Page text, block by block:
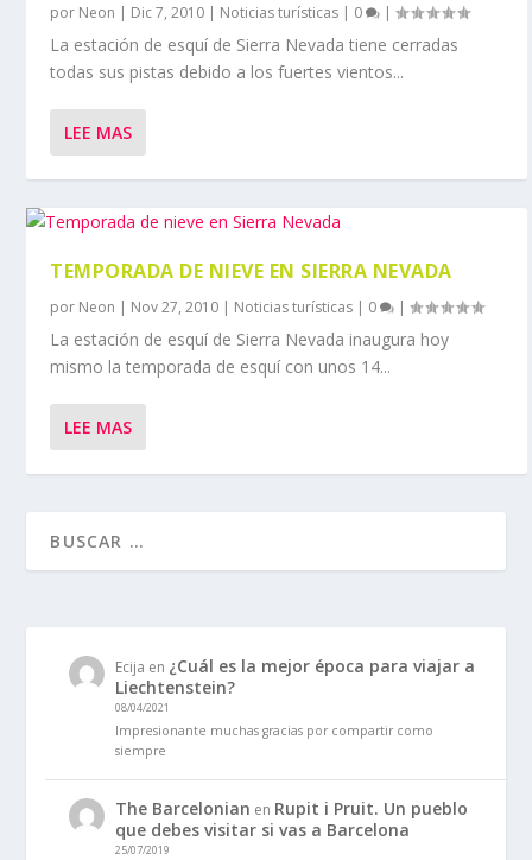
por Neon | Dic 7, 2010 | Noticias turísticas | 0 |
La estación de esquí de Sierra Nevada tiene cerradas
todas sus pistas debido a los fuertes vientos...
LEE MAS
TEMPORADA DE NIEVE EN SIERRA NEVADA
por Neon | Nov 27, 2010 | Noticias turísticas | 0 |
La estación de esquí de Sierra Nevada inaugura hoy
mismo la temporada de esquí con unos 14...
LEE MAS
Ecija en ¿Cuál es la mejor época para viajar a
Liechtenstein?
08/04/2021
Impresionante muchas gracias por compartir como
siempre
The Barcelonian en Rupit i Pruit. Un pueblo
que debes visitar si vas a Barcelona
25/07/2019